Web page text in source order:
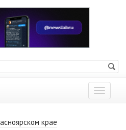
Показать
меню
крае